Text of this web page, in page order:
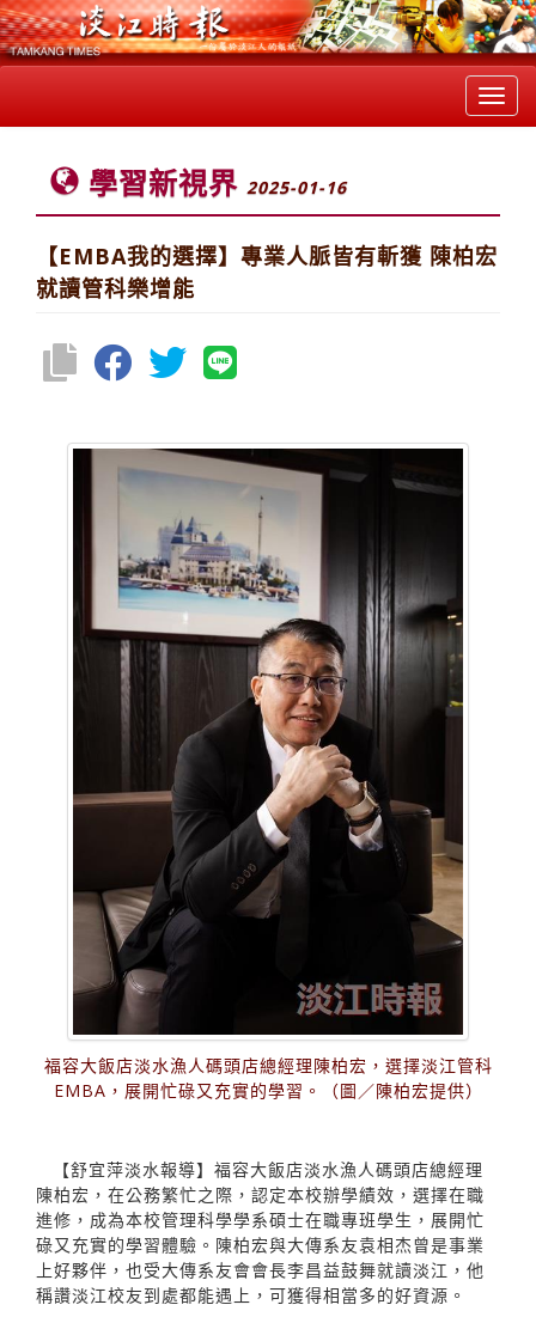
學習新視界 2025-01-16
【EMBA我的選擇】專業人脈皆有斬獲 陳柏宏
就讀管科樂增能
福容大飯店淡水漁人碼頭店總經理陳柏宏，選擇淡江管科
EMBA，展開忙碌又充實的學習。（圖／陳柏宏提供）
【舒宜萍淡水報導】福容大飯店淡水漁人碼頭店總經理
陳柏宏，在公務繁忙之際，認定本校辦學績效，選擇在職
進修，成為本校管理科學學系碩士在職專班學生，展開忙
碌又充實的學習體驗。陳柏宏與大傳系友袁相杰曾是事業
上好夥伴，也受大傳系友會會長李昌益鼓舞就讀淡江，他
稱讚淡江校友到處都能遇上，可獲得相當多的好資源。